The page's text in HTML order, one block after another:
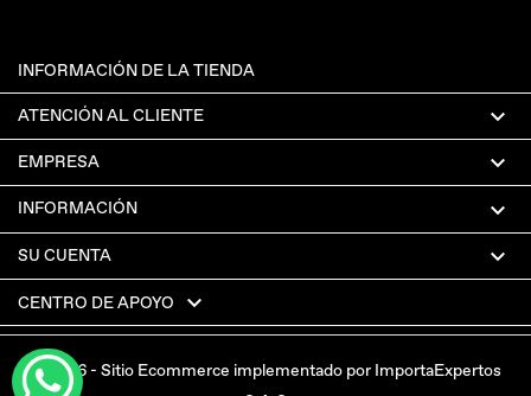
INFORMACIÓN DE LA TIENDA
ATENCIÓN AL CLIENTE 
EMPRESA 
INFORMACIÓN 
SU CUENTA 
CENTRO DE APOYO 
© 2026 - Sitio Ecommerce implementado por ImportaExpertos